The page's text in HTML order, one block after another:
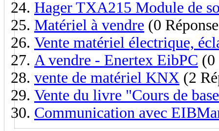
Hager TXA215 Module de
Matériel à vendre (0
Vente matériel électrique,
A vendre - Enertex EibPC (0
vente de matériel KNX (2
Vente du livre "Cours de
Communication avec